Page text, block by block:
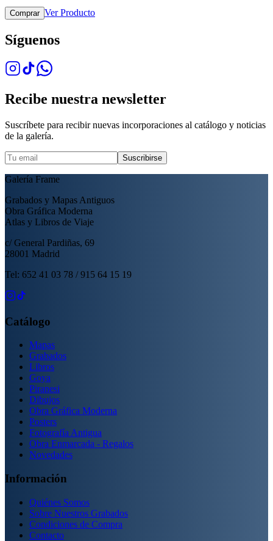
Comprar Ver Producto
Síguenos
Recibe nuestra newsletter
Suscríbete para recibir nuevas incorporaciones al catálogo y noticias
de la galería.
Suscribirse
Galería Frame
Grabados y Mapas Antiguos
Obra Gráfica Moderna
Atlas y Libros de Viaje
c/ General Pardiñas, 69
28001 Madrid
Tel: 652 41 03 78 / 915 64 15 19
Catálogo
Mapas
Grabados
Libros
Goya
Piranesi
Dibujos
Obra Gráfica Moderna
Posters
Fotografía Antigua
Obra Enmarcada - Regalos
Novedades
Información
Quiénes Somos
Sobre Nuestros Grabados
Condiciones de Compra
Contacto